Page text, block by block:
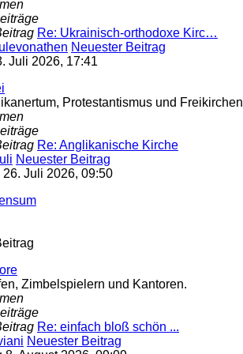
Re: Ukrainisch-orthodoxe Kirc…
Neuester Beitrag
Juli 2026, 17:41
Protestantismus und
Re: Anglikanische Kirche
Neuester Beitrag
26. Juli 2026, 09:50
Zimbelspielern und Kantoren.
Re: einfach bloß schön ...
Neuester Beitrag